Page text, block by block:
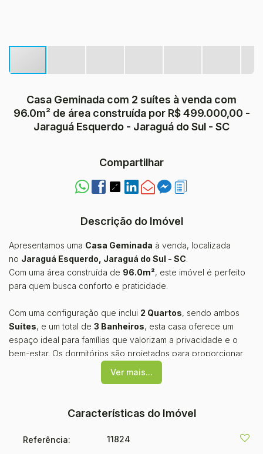
Casa Geminada com 2 suítes à venda com
96.0m² de área construída por R$ 499.000,00 -
Jaraguá Esquerdo - Jaraguá do Sul - SC
Compartilhar
Descrição do Imóvel
Apresentamos uma Casa Geminada à venda, localizada
no Jaraguá Esquerdo, Jaraguá do Sul - SC.
Com uma área construída de 96.0m², este imóvel é perfeito
para quem busca conforto e praticidade.
Com uma configuração que inclui 2 Quartos, sendo ambos
Suítes, e um total de 3 Banheiros, esta casa oferece um
espaço ideal para famílias que valorizam a privacidade e o
bem-estar. Os dormitórios são projetados para proporcionar
tranquilidade e conforto em todos os momentos.
preparar deliciosas refeições, além de um
Quintal
descontração. Para os amantes de churrasco, a
Ver mais...
Características do Imóvel
Referência:
11824